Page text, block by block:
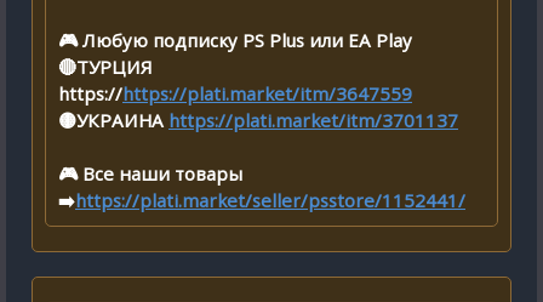
🎮 Любую подписку PS Plus или EA Play
🔴ТУРЦИЯ
https://https://plati.market/itm/3647559
🟡УКРАИНА https://plati.market/itm/3701137
🎮 Все наши товары
➡️https://plati.market/seller/psstore/1152441/